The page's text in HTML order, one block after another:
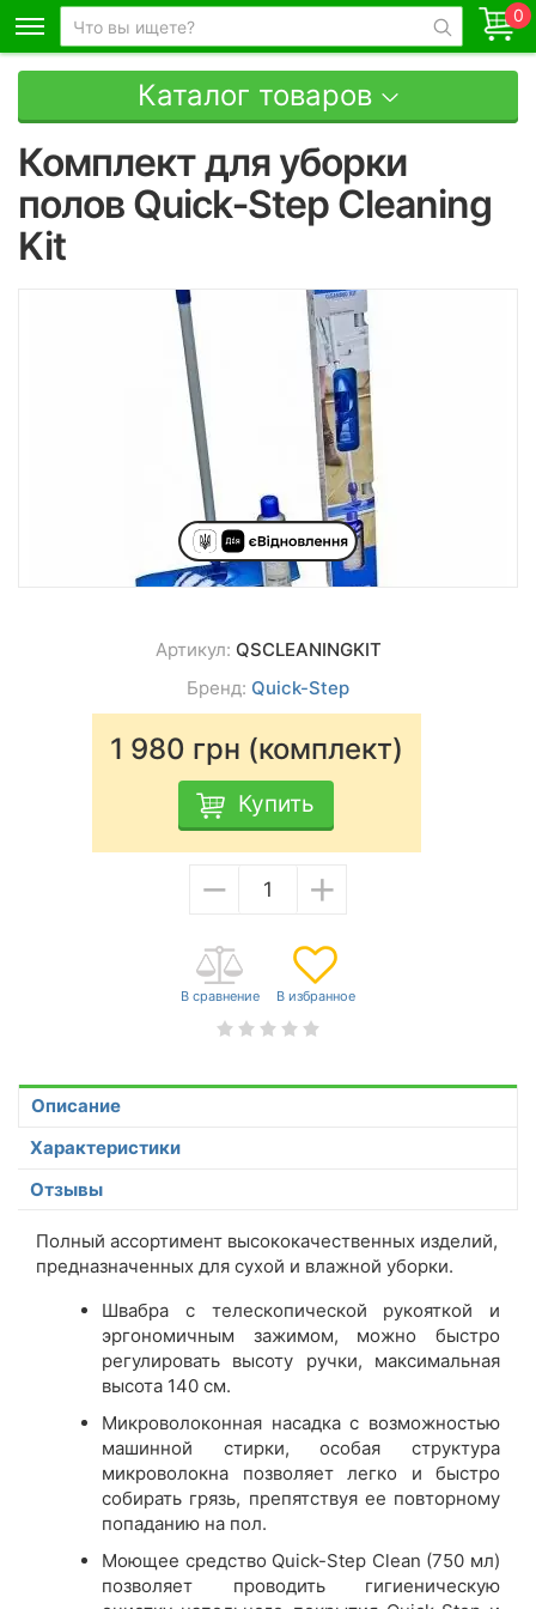
0
Каталог товаров
Комплект для уборки
полов Quick‑Step Cleaning
Kit
Артикул: QSCLEANINGKIT
Бренд: Quick-Step
1 980 грн (комплект)
Купить
− +
Описание
Характеристики
Отзывы
Полный ассортимент высококачественных изделий,
предназначенных для сухой и влажной уборки.
Швабра с телескопической рукояткой и
эргономичным зажимом, можно быстро
регулировать высоту ручки, максимальная
высота 140 см.
Микроволоконная насадка с возможностью
машинной стирки, особая структура
микроволокна позволяет легко и быстро
собирать грязь, препятствуя ее повторному
попаданию на пол.
Моющее средство Quick-Step Clean (750 мл)
позволяет проводить гигиеническую